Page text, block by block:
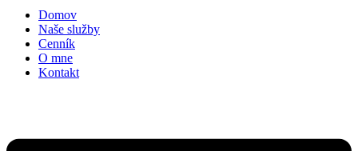
Domov
Naše služby
Cenník
O mne
Kontakt